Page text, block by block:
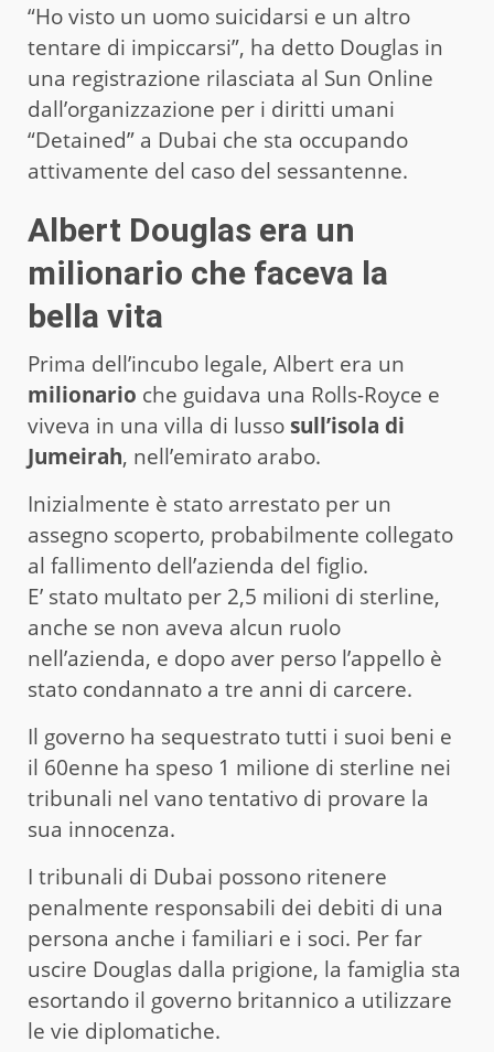
“Ho visto un uomo suicidarsi e un altro
tentare di impiccarsi”, ha detto Douglas in
una registrazione rilasciata al Sun Online
dall’organizzazione per i diritti umani
“Detained” a Dubai che sta occupando
attivamente del caso del sessantenne.
Albert Douglas era un
milionario che faceva la
bella vita
Prima dell’incubo legale, Albert era un
milionario che guidava una Rolls-Royce e
viveva in una villa di lusso sull’isola di
Jumeirah, nell’emirato arabo.
Inizialmente è stato arrestato per un
assegno scoperto, probabilmente collegato
al fallimento dell’azienda del figlio.
E’ stato multato per 2,5 milioni di sterline,
anche se non aveva alcun ruolo
nell’azienda, e dopo aver perso l’appello è
stato condannato a tre anni di carcere.
Il governo ha sequestrato tutti i suoi beni e
il 60enne ha speso 1 milione di sterline nei
tribunali nel vano tentativo di provare la
sua innocenza.
I tribunali di Dubai possono ritenere
penalmente responsabili dei debiti di una
persona anche i familiari e i soci. Per far
uscire Douglas dalla prigione, la famiglia sta
esortando il governo britannico a utilizzare
le vie diplomatiche.